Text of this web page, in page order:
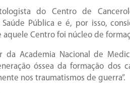
do Centro de
Saúde Pública e é, por isso,
aquele Centro foi núcleo de
da Academia Nacional de
óssea da formação dos
nos traumatismos de guerra”.